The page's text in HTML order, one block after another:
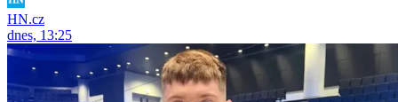
HN.cz
dnes, 13:25